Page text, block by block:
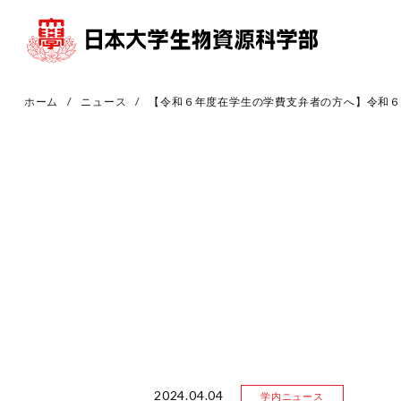
ホーム ニュース 【令和６年度在学生の学費支弁者の方へ】令和
2024.04.04 学内ニュース